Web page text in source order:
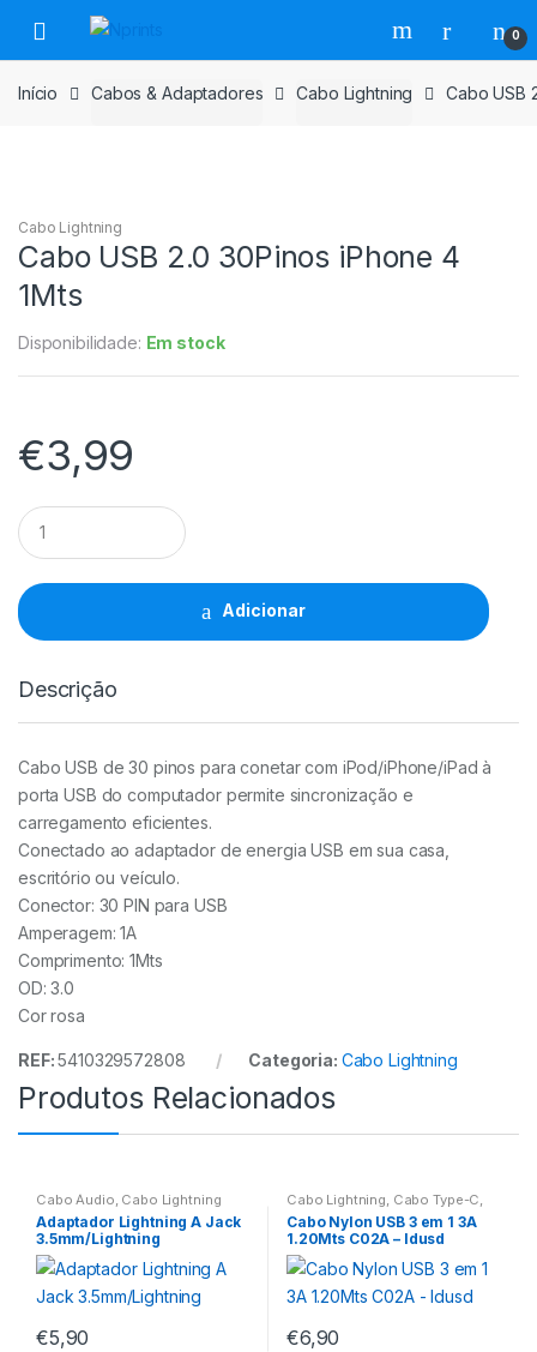
para
navegação
para
o
conteúdo
0
Início Cabos & Adaptadores Cabo Lightning Cabo USB
Cabo Lightning
Cabo USB 2.0 30Pinos iPhone 4
1Mts
Disponibilidade: Em stock
€3,99
Cabo
USB
2.0
30Pinos
iPhone
4
1Mts
Adicionar
Descrição
Cabo USB de 30 pinos para conetar com iPod/iPhone/iPad à
porta USB do computador permite sincronização e
carregamento eficientes.
Conectado ao adaptador de energia USB em sua casa,
escritório ou veículo.
Conector: 30 PIN para USB
Amperagem: 1A
Comprimento: 1Mts
OD: 3.0
Cor rosa
REF:5410329572808 Categoria: Cabo Lightning
Produtos Relacionados
Cabo Áudio, Cabo Lightning
Adaptador Lightning A Jack
3.5mm/Lightning
€5,90
Cabo Lightning, Cabo Type-C,
Cabo USB
Cabo Nylon USB 3 em 1 3A
1.20Mts C02A – Idusd
€6,90